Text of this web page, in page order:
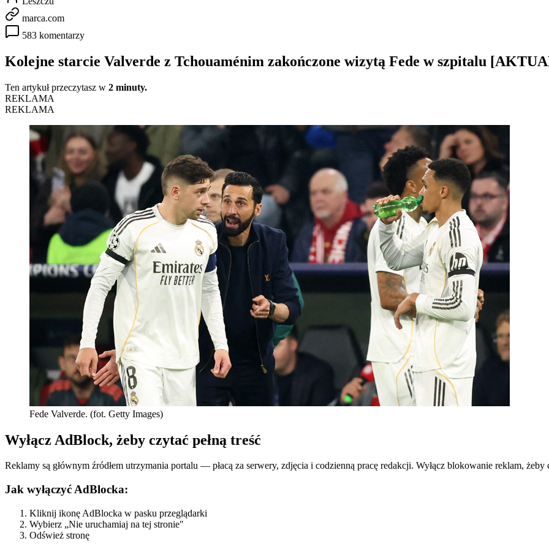
marca.com
583 komentarzy
Kolejne starcie Valverde z Tchouaménim zakończone wizytą Fede w szpitalu
Ten artykuł przeczytasz w 2 minuty.
REKLAMA
REKLAMA
Fede Valverde. (fot. Getty Images)
Wyłącz AdBlock, żeby czytać pełną treść
Reklamy są głównym źródłem utrzymania portalu — płacą za serwery, zdjęcia i codzienną pracę redakcji. Wyłącz blokowanie reklam, żeby
Jak wyłączyć AdBlocka:
Kliknij ikonę AdBlocka w pasku przeglądarki
Wybierz „Nie uruchamiaj na tej stronie"
Odśwież stronę